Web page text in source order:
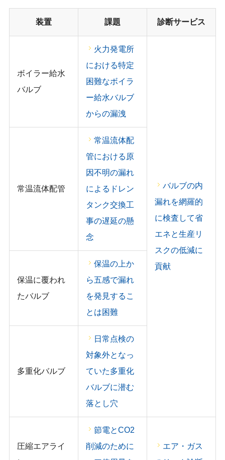
装置 課題 診断サービス
ボイラー給水
バルブ
火力発電所
における特定
困難なボイラ
ー給水バルブ
からの漏洩
バルブの内
漏れを網羅的
に検査して省
エネと生産リ
スクの低減に
貢献
常温流体配管
常温流体配
管における原
因不明の漏れ
によるドレン
タンク交換工
事の遅延の懸
念
保温に覆われ
たバルブ
保温の上か
ら五感で漏れ
を発見するこ
とは困難
多重化バルブ
日常点検の
対象外となっ
ていた多重化
バルブに潜む
落とし穴
圧縮エアライ
節電とCO2
削減のために
エア・ガス